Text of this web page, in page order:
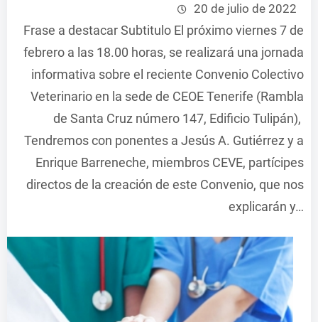
20 de julio de 2022
Frase a destacar Subtitulo El próximo viernes 7 de
febrero a las 18.00 horas, se realizará una jornada
informativa sobre el reciente Convenio Colectivo
Veterinario en la sede de CEOE Tenerife (Rambla
de Santa Cruz número 147, Edificio Tulipán),
Tendremos con ponentes a Jesús A. Gutiérrez y a
Enrique Barreneche, miembros CEVE, partícipes
directos de la creación de este Convenio, que nos
explicarán y…